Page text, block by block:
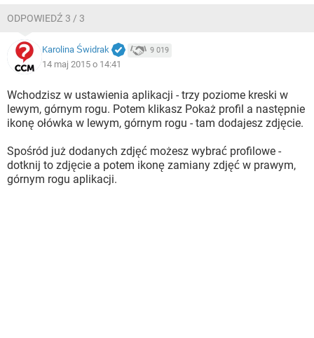
ODPOWIEDŹ 3 / 3
Karolina Świdrak 9 019
14 maj 2015 o 14:41
Wchodzisz w ustawienia aplikacji - trzy poziome kreski w
lewym, górnym rogu. Potem klikasz Pokaż profil a następnie
ikonę ołówka w lewym, górnym rogu - tam dodajesz zdjęcie.
Spośród już dodanych zdjęć możesz wybrać profilowe -
dotknij to zdjęcie a potem ikonę zamiany zdjęć w prawym,
górnym rogu aplikacji.